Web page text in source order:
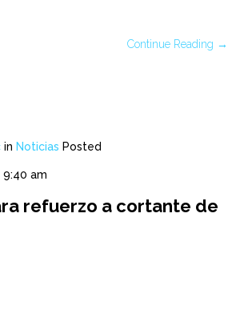
Continue Reading →
in Noticias Posted
am
refuerzo a cortante de